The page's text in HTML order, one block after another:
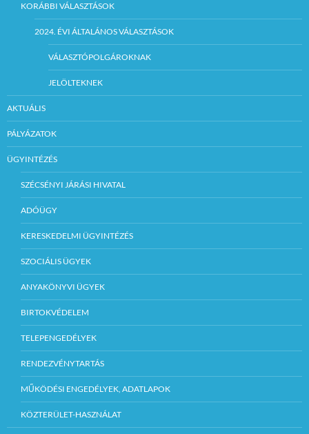
KORÁBBI VÁLASZTÁSOK
2024. ÉVI ÁLTALÁNOS VÁLASZTÁSOK
VÁLASZTÓPOLGÁROKNAK
JELÖLTEKNEK
AKTUÁLIS
PÁLYÁZATOK
ÜGYINTÉZÉS
SZÉCSÉNYI JÁRÁSI HIVATAL
ADÓÜGY
KERESKEDELMI ÜGYINTÉZÉS
SZOCIÁLIS ÜGYEK
ANYAKÖNYVI ÜGYEK
BIRTOKVÉDELEM
TELEPENGEDÉLYEK
RENDEZVÉNYTARTÁS
MŰKÖDÉSI ENGEDÉLYEK, ADATLAPOK
KÖZTERÜLET-HASZNÁLAT